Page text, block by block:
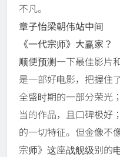
不凡。
章子怡梁朝伟站中间
《一代宗师》大赢家？
顺便预测一下最佳影片
是一部好电影，把握住
全盛时期的一部分荣光
当的作品，且口碑极好
的一切特征。但金像不
宗师》这座战舰级别的